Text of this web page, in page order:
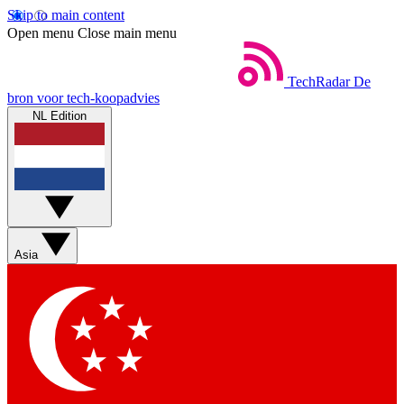
Skip to main content
Open menu Close main menu
TechRadar De
bron voor tech-koopadvies
NL Edition
Asia